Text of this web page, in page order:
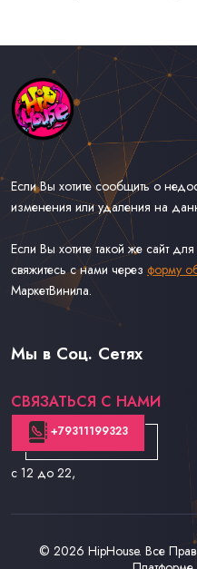
Если Вы хотите сообщить о
изменения или удаления на
Если Вы хотите такой же сайт
свяжитесь с нами через форму
МаркетВинила.
Каталог Музыки на Виниле В
Доставка и Оплата
Мы в Соц. Сетях
СВЯЗАТЬСЯ С НАМИ
+79311199323
с 12 до 22,
© 2026 HipHouse. Все